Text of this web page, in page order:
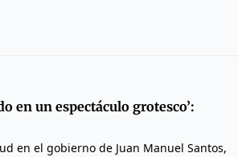
en un espectáculo grotesco’:
en el gobierno de Juan Manuel Santos,